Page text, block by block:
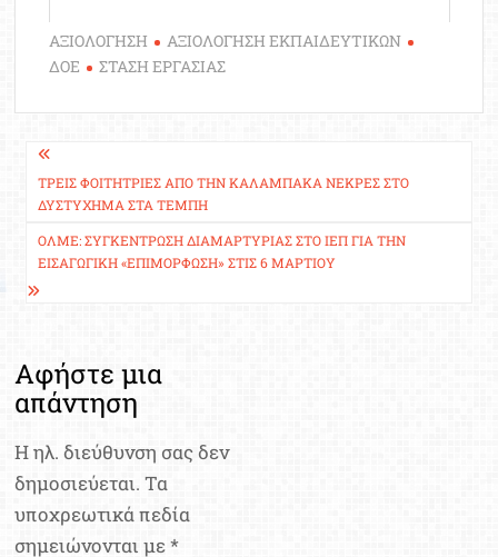
ΑΞΙΟΛΟΓΗΣΗ
ΑΞΙΟΛΟΓΗΣΗ ΕΚΠΑΙΔΕΥΤΙΚΩΝ
ΔΟΕ
ΣΤΑΣΗ ΕΡΓΑΣΙΑΣ
Πλοήγηση
άρθρων
ΤΡΕΙΣ ΦΟΙΤΉΤΡΙΕΣ ΑΠΌ ΤΗΝ ΚΑΛΑΜΠΆΚΑ ΝΕΚΡΈΣ ΣΤΟ
ΔΥΣΤΎΧΗΜΑ ΣΤΑ ΤΈΜΠΗ
ΟΛΜΕ: ΣΥΓΚΈΝΤΡΩΣΗ ΔΙΑΜΑΡΤΥΡΊΑΣ ΣΤΟ ΙΕΠ ΓΙΑ ΤΗΝ
ΕΙΣΑΓΩΓΙΚΉ «ΕΠΙΜΌΡΦΩΣΗ» ΣΤΙΣ 6 ΜΑΡΤΊΟΥ
Αφήστε μια
απάντηση
Η ηλ. διεύθυνση σας δεν
δημοσιεύεται. Τα
υποχρεωτικά πεδία
σημειώνονται με*